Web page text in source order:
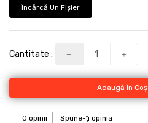
Încărcă Un Fişier
Cantitate :
Adaugă În Coş
0 opinii Spune-ţi opinia